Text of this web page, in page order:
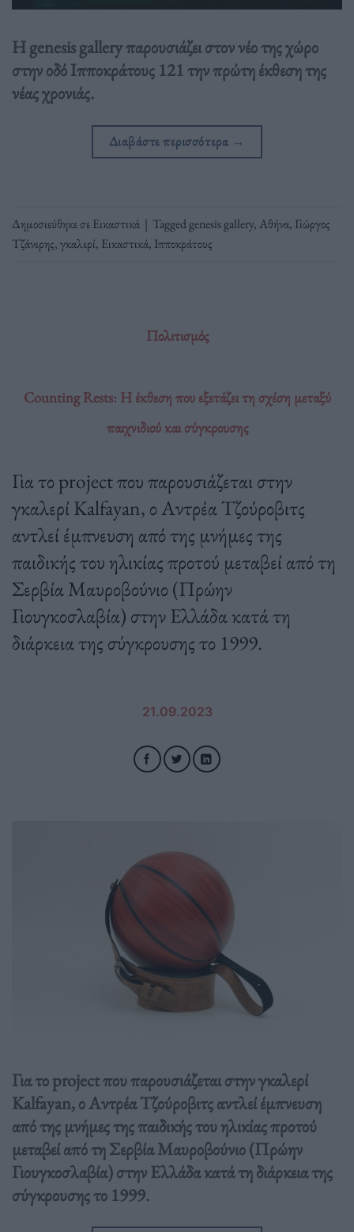
Η genesis gallery παρουσιάζει στον νέο της χώρο
στην οδό Ιπποκράτους 121 την πρώτη έκθεση της
νέας χρονιάς.
Διαβάστε περισσότερα →
Δημοσιεύθηκε σεΕικαστικά | Taggedgenesis gallery,Αθήνα, Γιώργος
Τζάνερης,γκαλερί, Εικαστικά, Ιπποκράτους
Πολιτισμός
Counting Rests: Η έκθεση που εξετάζει τη σχέση μεταξύ
παιχνιδιού και σύγκρουσης
Για το project που παρουσιάζεται στην
γκαλερί Kalfayan, ο Αντρέα Τζούροβιτς
αντλεί έμπνευση από της μνήμες της
παιδικής του ηλικίας προτού μεταβεί από τη
Σερβία Μαυροβούνιο (Πρώην
Γιουγκοσλαβία) στην Ελλάδα κατά τη
διάρκεια της σύγκρουσης το 1999.
21.09.2023
Για το project που παρουσιάζεται στην γκαλερί
Kalfayan, ο Αντρέα Τζούροβιτς αντλεί έμπνευση
από της μνήμες της παιδικής του ηλικίας προτού
μεταβεί από τη Σερβία Μαυροβούνιο (Πρώην
Γιουγκοσλαβία) στην Ελλάδα κατά τη διάρκεια της
σύγκρουσης το 1999.